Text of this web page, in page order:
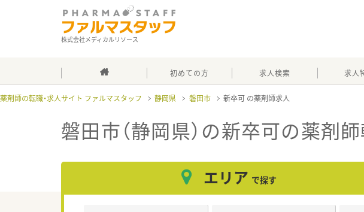
株式会社メディカルリソース
初めての方 求人検索 求人
薬剤師の転職・求人サイト ファルマスタッフ 静岡県 磐田市 新卒可
磐田市（静岡県）の新卒可の薬剤
エリア で探す